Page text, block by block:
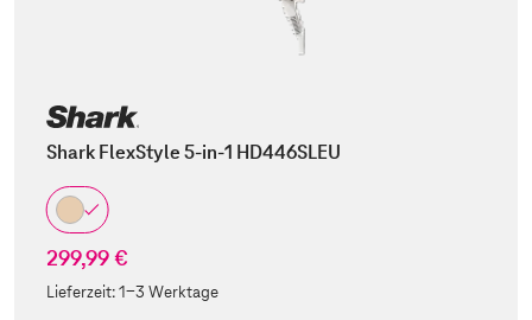
Shark FlexStyle 5-in-1 HD446SLEU
299,99 €
Lieferzeit:1-3 Werktage